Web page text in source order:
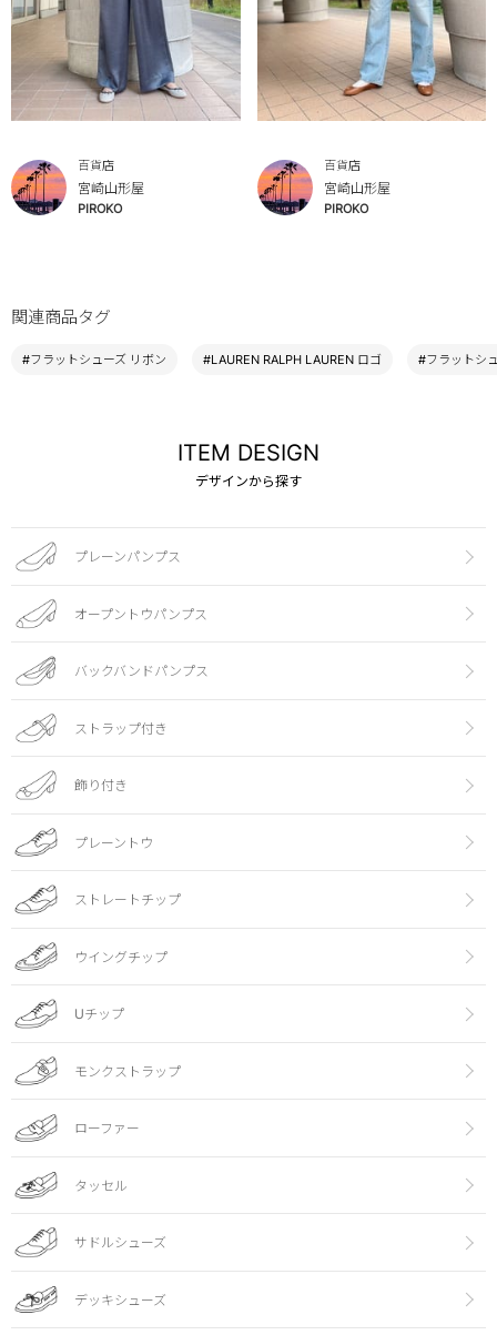
百貨店
宮崎山形屋
PIROKO
百貨店
宮崎山形屋
PIROKO
関連商品タグ
#フラットシューズ リボン #LAUREN RALPH LAUREN ロゴ #フラットシ
ITEM DESIGN
デザインから探す
プレーンパンプス
オープントウパンプス
バックバンドパンプス
ストラップ付き
飾り付き
プレーントウ
ストレートチップ
ウイングチップ
Uチップ
モンクストラップ
ローファー
タッセル
サドルシューズ
デッキシューズ